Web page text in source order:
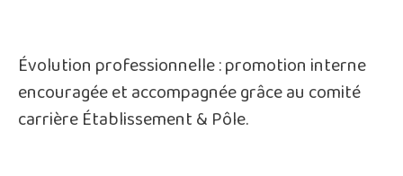
Évolution professionnelle : promotion interne
encouragée et accompagnée grâce au comité
carrière Établissement & Pôle.